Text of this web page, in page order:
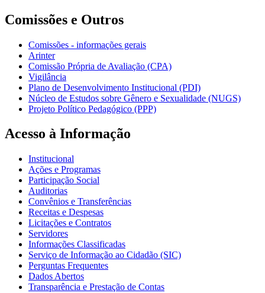
Comissões e Outros
Comissões - informações gerais
Arinter
Comissão Própria de Avaliação (CPA)
Vigilância
Plano de Desenvolvimento Institucional (PDI)
Núcleo de Estudos sobre Gênero e Sexualidade (NUGS)
Projeto Político Pedagógico (PPP)
Acesso à Informação
Institucional
Ações e Programas
Participação Social
Auditorias
Convênios e Transferências
Receitas e Despesas
Licitações e Contratos
Servidores
Informações Classificadas
Serviço de Informação ao Cidadão (SIC)
Perguntas Frequentes
Dados Abertos
Transparência e Prestação de Contas